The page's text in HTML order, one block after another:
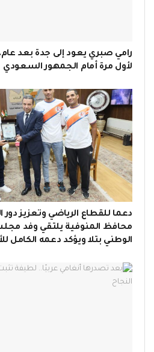
رامي صبري يعود إلى جدة بعد
لأول مرة أمام الجمهور السعودي
دعما للقطاع الرياضي وتعزيز دور
محافظ المنوفية يلتقي وفد
الوطني بتلا ويؤكد دعمه الكامل